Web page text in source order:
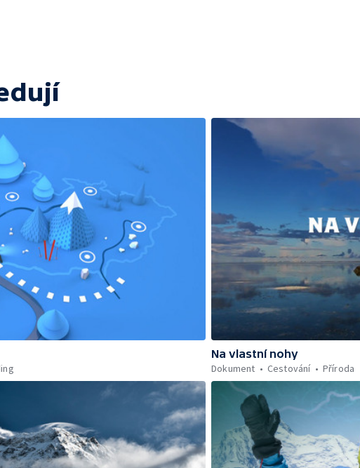
Na vlastní nohy
Dokument
Cestování Příroda